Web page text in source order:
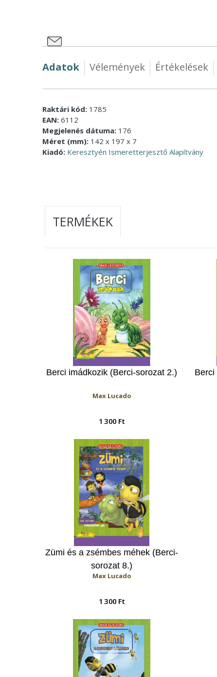
Adatok Vélemények Értékelések
Raktári kód: 1785
EAN: 6112
Megjelenés dátuma: 176
Méret (mm): 142 x 197 x 7
Kiadó: Keresztyén Ismeretterjesztő Alapítvány
TERMÉKEK
Berci imádkozik (Berci-sorozat 2.)
Max Lucado
1 300 Ft
Berci
Zümi és a zsémbes méhek (Berci-
sorozat 8.)
Max Lucado
1 300 Ft